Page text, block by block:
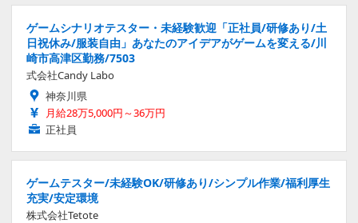
ゲームシナリオテスター・未経験歓迎「正社員/研修あり/土
日祝休み/服装自由」あなたのアイデアがゲームを変える/川
崎市高津区勤務/7503
式会社Candy Labo
神奈川県
月給28万5,000円～36万円
正社員
ゲームテスター/未経験OK/研修あり/シンプル作業/福利厚生
充実/安定環境
株式会社Tetote